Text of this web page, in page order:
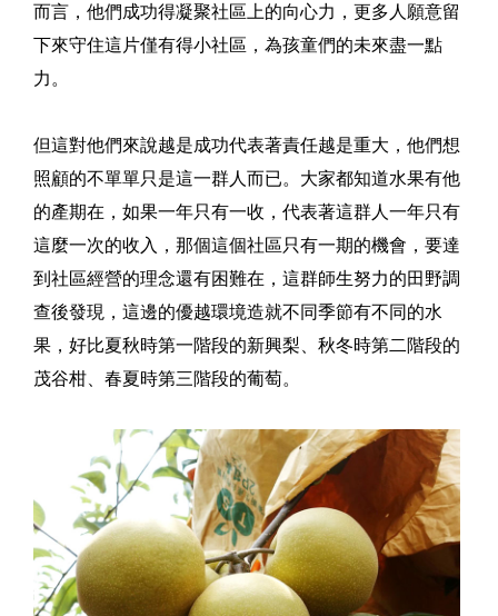
而言，他們成功得凝聚社區上的向心力，更多人願意留
下來守住這片僅有得小社區，為孩童們的未來盡一點
力。
但這對他們來說越是成功代表著責任越是重大，他們想
照顧的不單單只是這一群人而已。大家都知道水果有他
的產期在，如果一年只有一收，代表著這群人一年只有
這麼一次的收入，那個這個社區只有一期的機會，要達
到社區經營的理念還有困難在，這群師生努力的田野調
查後發現，這邊的優越環境造就不同季節有不同的水
果，好比夏秋時第一階段的新興梨、秋冬時第二階段的
茂谷柑、春夏時第三階段的葡萄。